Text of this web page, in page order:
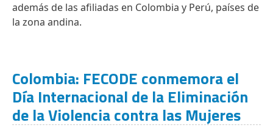
además de las afiliadas en Colombia y Perú, países de
la zona andina.
Colombia: FECODE conmemora el
Día Internacional de la Eliminación
de la Violencia contra las Mujeres